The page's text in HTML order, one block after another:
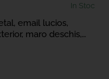
In Stoc
email lucios,
maro deschis,